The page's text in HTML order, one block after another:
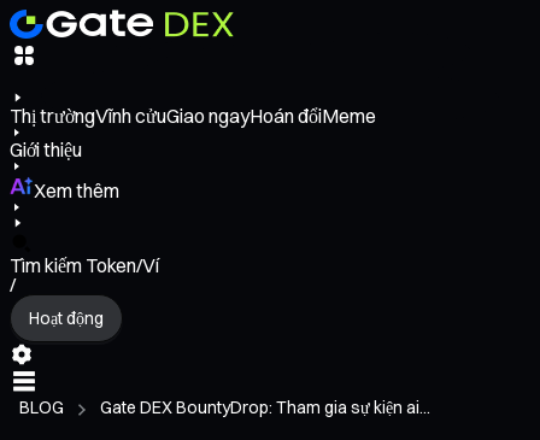
Thị trườngVĩnh cửuGiao ngayHoán đổiMeme
Giới thiệu
Xem thêm
Tìm kiếm Token/Ví
/
Hoạt động
BLOG Gate DEX BountyDrop: Tham gia sự kiện ai...